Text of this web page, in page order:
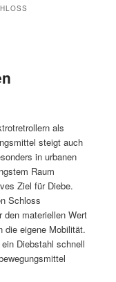
als
steigt auch
in urbanen
Raum
Ziel für Diebe.
Schloss
materiellen Wert
die eigene Mobilität.
Diebstahl schnell